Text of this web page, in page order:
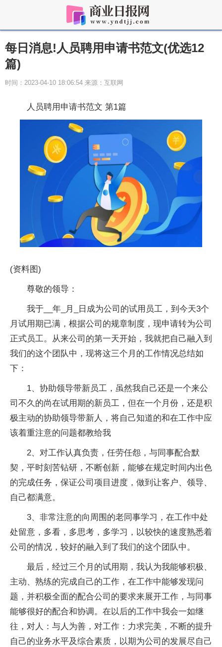
每日消息!人员聘用申请书范文(优选12
篇)
时间：2023-04-10 18:06:54 来源：互联网
人员聘用申请书范文 第1篇
(资料图)
尊敬的领导：
我于__年_月_日成为公司的试用员工，到今天3个
月试用期已满，根据公司的规章制度，现申请转为公司
正式员工。从来公司的第一天开始，我就把自己融入到
我们的这个团队中，现将这三个月的工作情况总结如
下：
1、协助领导带新员工，虽然我自己还是一个来公
司不久的尚在试用期的新员工，但在一个月份，还是积
极主动的协助领导带新人，将自己知道的和在工作中应
该着重注意的问题都教给我
2、对工作认真负责，任劳任怨，与同事配合默
契，平时刻苦钻研，不断创新，能够在规定时间内出色
的完成任务，保证公司项目进度，做到让客户、领导、
自己都满意。
3、非常注意的向周围的老同事学习，在工作中处
处留意，多看，多思考，多学习，以较快的速度熟悉着
公司的情况，较好的融入到了我们的这个团队中。
最后，经过三个月的试用期，我认为我能够积极、
主动、熟练的完成自己的工作，在工作中能够发现问
题，并积极全面的配合公司的要求来展开工作，与同事
能够很好的配合和协调。在以后的工作中我会一如继
往，对人：与人为善，对工作：力求完美，不断的提升
自己的业务水平及综合素质，以期为公司的发展尽自己